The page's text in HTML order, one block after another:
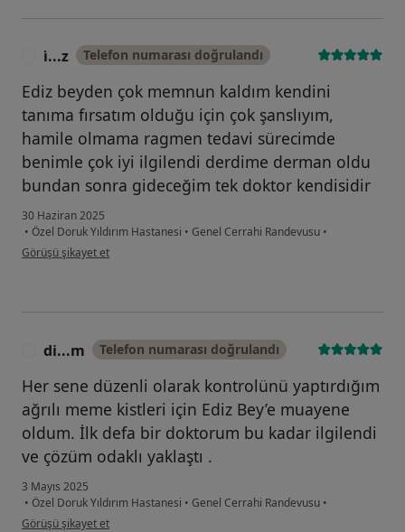
i̇...z Telefon numarası doğrulandı
Ediz beyden çok memnun kaldım kendini
tanıma fırsatım olduğu için çok şanslıyım,
hamile olmama ragmen tedavi sürecimde
benimle çok iyi ilgilendi derdime derman oldu
bundan sonra gideceğim tek doktor kendisidir
30 Haziran 2025
• Özel Doruk Yıldırım Hastanesi • Genel Cerrahi Randevusu •
kullanıcının görüşüne göre i̇...z
Görüşü şikayet et
di...m Telefon numarası doğrulandı
Her sene düzenli olarak kontrolünü yaptırdığım
ağrılı meme kistleri için Ediz Bey’e muayene
oldum. İlk defa bir doktorum bu kadar ilgilendi
ve çözüm odaklı yaklaştı .
3 Mayıs 2025
• Özel Doruk Yıldırım Hastanesi • Genel Cerrahi Randevusu •
kullanıcının görüşüne göre di...m
Görüşü şikayet et